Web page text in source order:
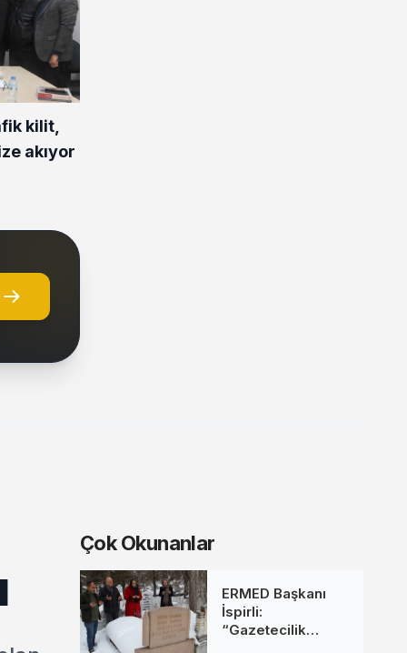
kilit,
akıyor
Çok Okunanlar
ERMED Başkanı
İspirli:
“Gazetecilik